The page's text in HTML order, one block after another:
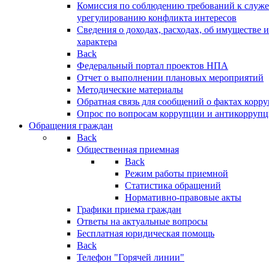
Комиссия по соблюдению требований к
урегулированию конфликта интересов
Сведения о доходах, расходах, об имуществе
характера
Back
Федеральный портал проектов НПА
Отчет о выполнении плановых мероприятий
Методические материалы
Обратная связь для сообщений о фактах
Опрос по вопросам коррупции и
Обращения граждан
Back
Общественная приемная
Back
Режим работы приемной
Статистика обращений
Нормативно-правовые акты
Графики приема граждан
Ответы на актуальные вопросы
Бесплатная юридическая помощь
Back
Телефон "Горячей линии"